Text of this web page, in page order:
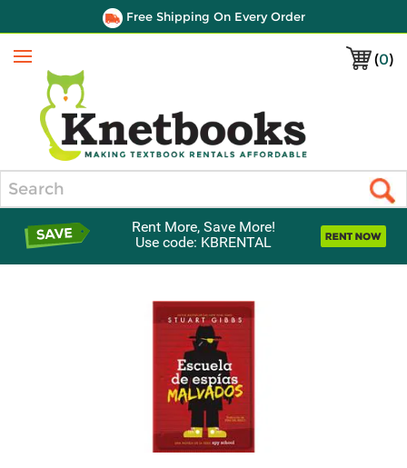
Free Shipping On Every Order
(0)
Menu
Rent More, Save More!
Use code: KBRENTAL